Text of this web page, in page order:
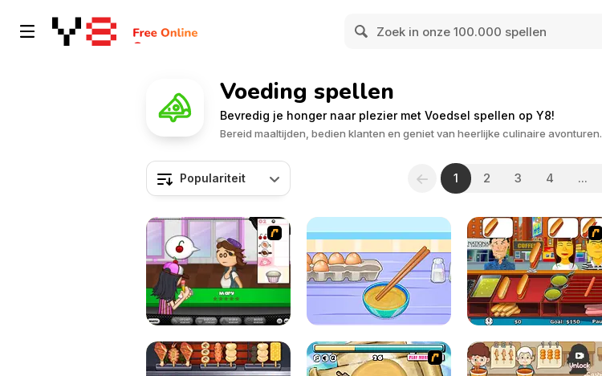
Voeding spellen
Bevredig je honger naar plezier met Voedsel spellen op Y8!
Bereid maaltijden, bedien klanten en geniet van heerlijke culinaire avonturen.
Populariteit 1 2 3 4 ...